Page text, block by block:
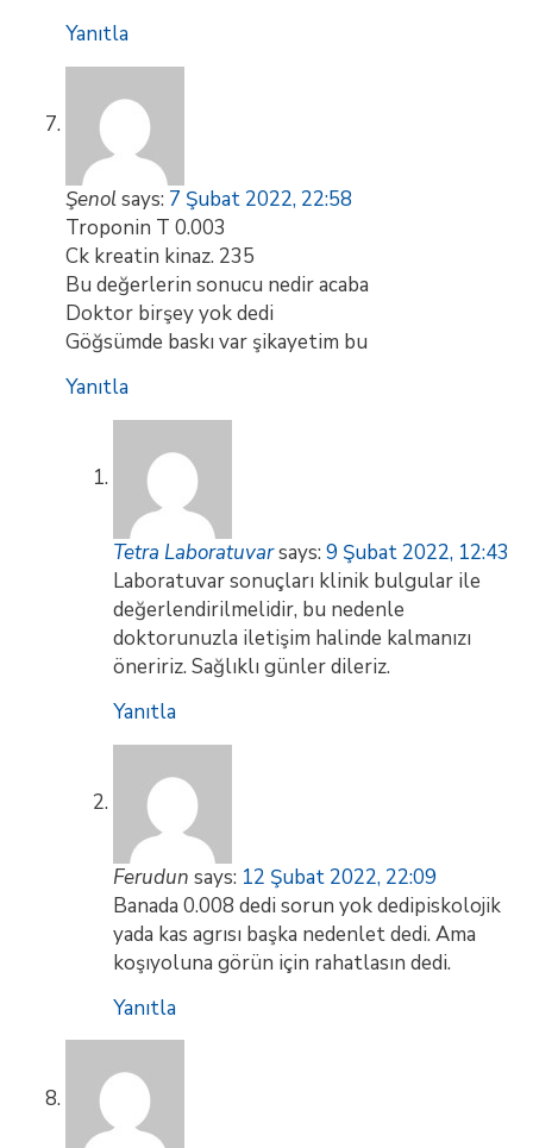
Yanıtla
Şenolsays: 7 Şubat 2022, 22:58
Troponin T 0.003
Ck kreatin kinaz. 235
Bu değerlerin sonucu nedir acaba
Doktor birşey yok dedi
Göğsümde baskı var şikayetim bu
Yanıtla
Tetra Laboratuvarsays: 9 Şubat 2022, 12:43
Laboratuvar sonuçları klinik bulgular ile
değerlendirilmelidir, bu nedenle
doktorunuzla iletişim halinde kalmanızı
öneririz. Sağlıklı günler dileriz.
Yanıtla
Ferudun says: 12 Şubat 2022, 22:09
Banada 0.008 dedi sorun yok dedipiskolojik
yada kas agrısı başka nedenlet dedi. Ama
koşıyoluna görün için rahatlasın dedi.
Yanıtla